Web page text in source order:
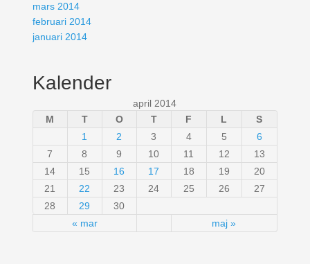
mars 2014
februari 2014
januari 2014
Kalender
april 2014
M
T O T F L S
« mar maj »
1 2 3 4 5
6
7
8 9 10 11 12
13
14
15 16 17 18 19
20
21
22 23 24 25 26
27
28
29 30